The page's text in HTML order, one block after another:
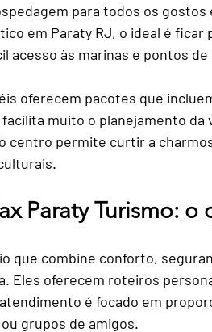
para todos os
em Paraty RJ, o ideal é
acesso às marinas e pontos
oferecem pacotes que
muito o planejamento
centro permite curtir a
Paraty Turismo: o
que combine conforto,
Eles oferecem roteiros
é focado em
grupos de amigos.